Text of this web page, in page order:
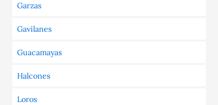
Garzas
Gavilanes
Guacamayas
Halcones
Loros